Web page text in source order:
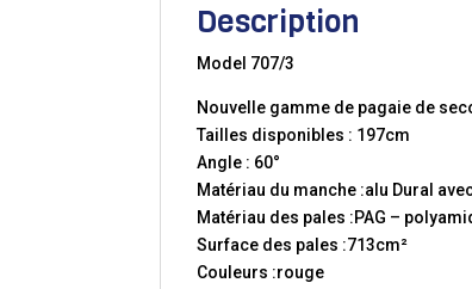
Description
Model 707/3
Nouvelle gamme de pagaie de
Tailles disponibles : 197cm
Angle : 60°
Matériau du manche :alu Dural
Matériau des pales :PAG –
Surface des pales :713cm²
Couleurs :rouge